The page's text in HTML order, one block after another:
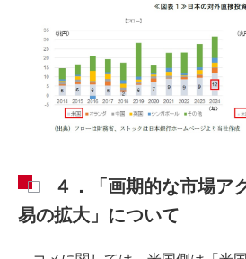
４．「画期的な市場ア
易の拡大」について